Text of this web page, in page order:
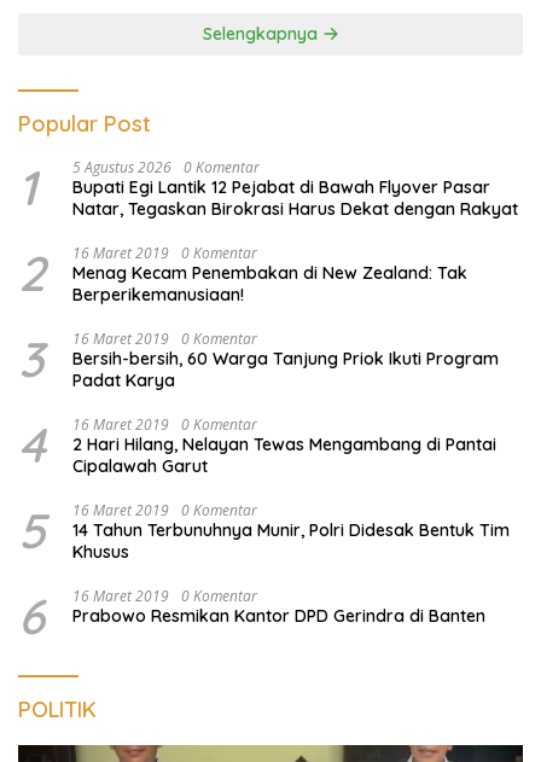
Selengkapnya
Popular Post
1 5 Agustus 2026 0 Komentar
Bupati Egi Lantik 12 Pejabat di Bawah Flyover Pasar
Natar, Tegaskan Birokrasi Harus Dekat dengan Rakyat
2 16 Maret 2019 0 Komentar
Menag Kecam Penembakan di New Zealand: Tak
Berperikemanusiaan!
3 16 Maret 2019 0 Komentar
Bersih-bersih, 60 Warga Tanjung Priok Ikuti Program
Padat Karya
4 16 Maret 2019 0 Komentar
2 Hari Hilang, Nelayan Tewas Mengambang di Pantai
Cipalawah Garut
5 16 Maret 2019 0 Komentar
14 Tahun Terbunuhnya Munir, Polri Didesak Bentuk Tim
Khusus
6 16 Maret 2019 0 Komentar
Prabowo Resmikan Kantor DPD Gerindra di Banten
POLITIK